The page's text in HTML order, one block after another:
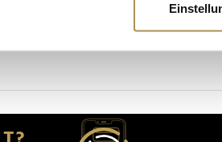
darüber, wie Ihre persönlichen
um Inhalte und Anzeigen zu
Partner für soziale Medien,
weiteren Daten zusammen, die Sie